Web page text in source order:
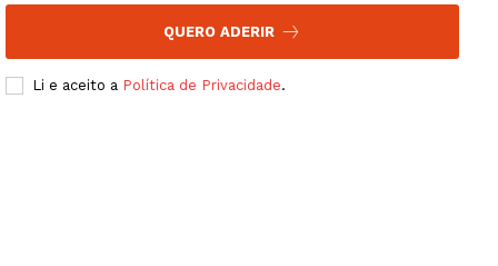
Europa
Grande Entrevista
Publicidade
QUERO ADERIR
Li e aceito a Política de Privacidade.